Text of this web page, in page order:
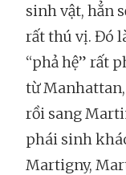
sinh vật, hẳn
rất thú vị. Đó
“phả hệ” rất
từ
rồi sang
phái sinh
Martigny,